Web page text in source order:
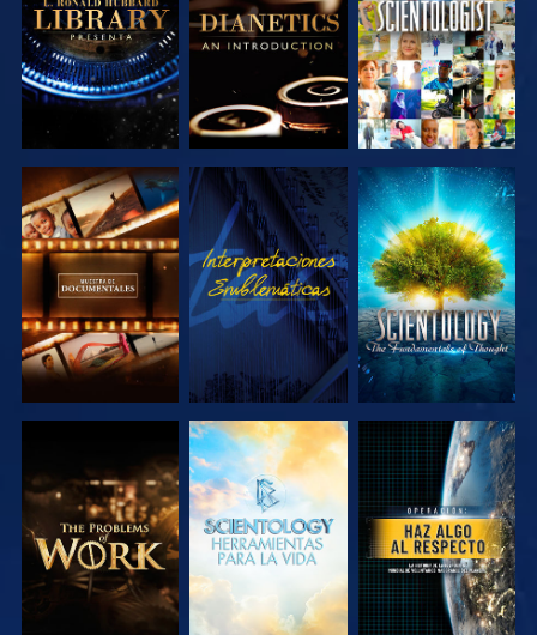
SERIES
SERIES
EXPLORA LAS
SERIES
VE
EXPLORA LAS
SERIES
EXPLORA LAS
SERIES
EXPLORA LAS
SERIES
VE